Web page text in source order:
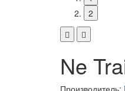
2
Ne
Производитель: